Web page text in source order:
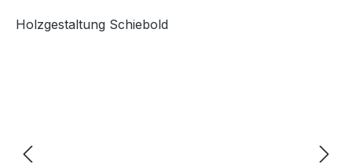
Holzgestaltung Schiebold